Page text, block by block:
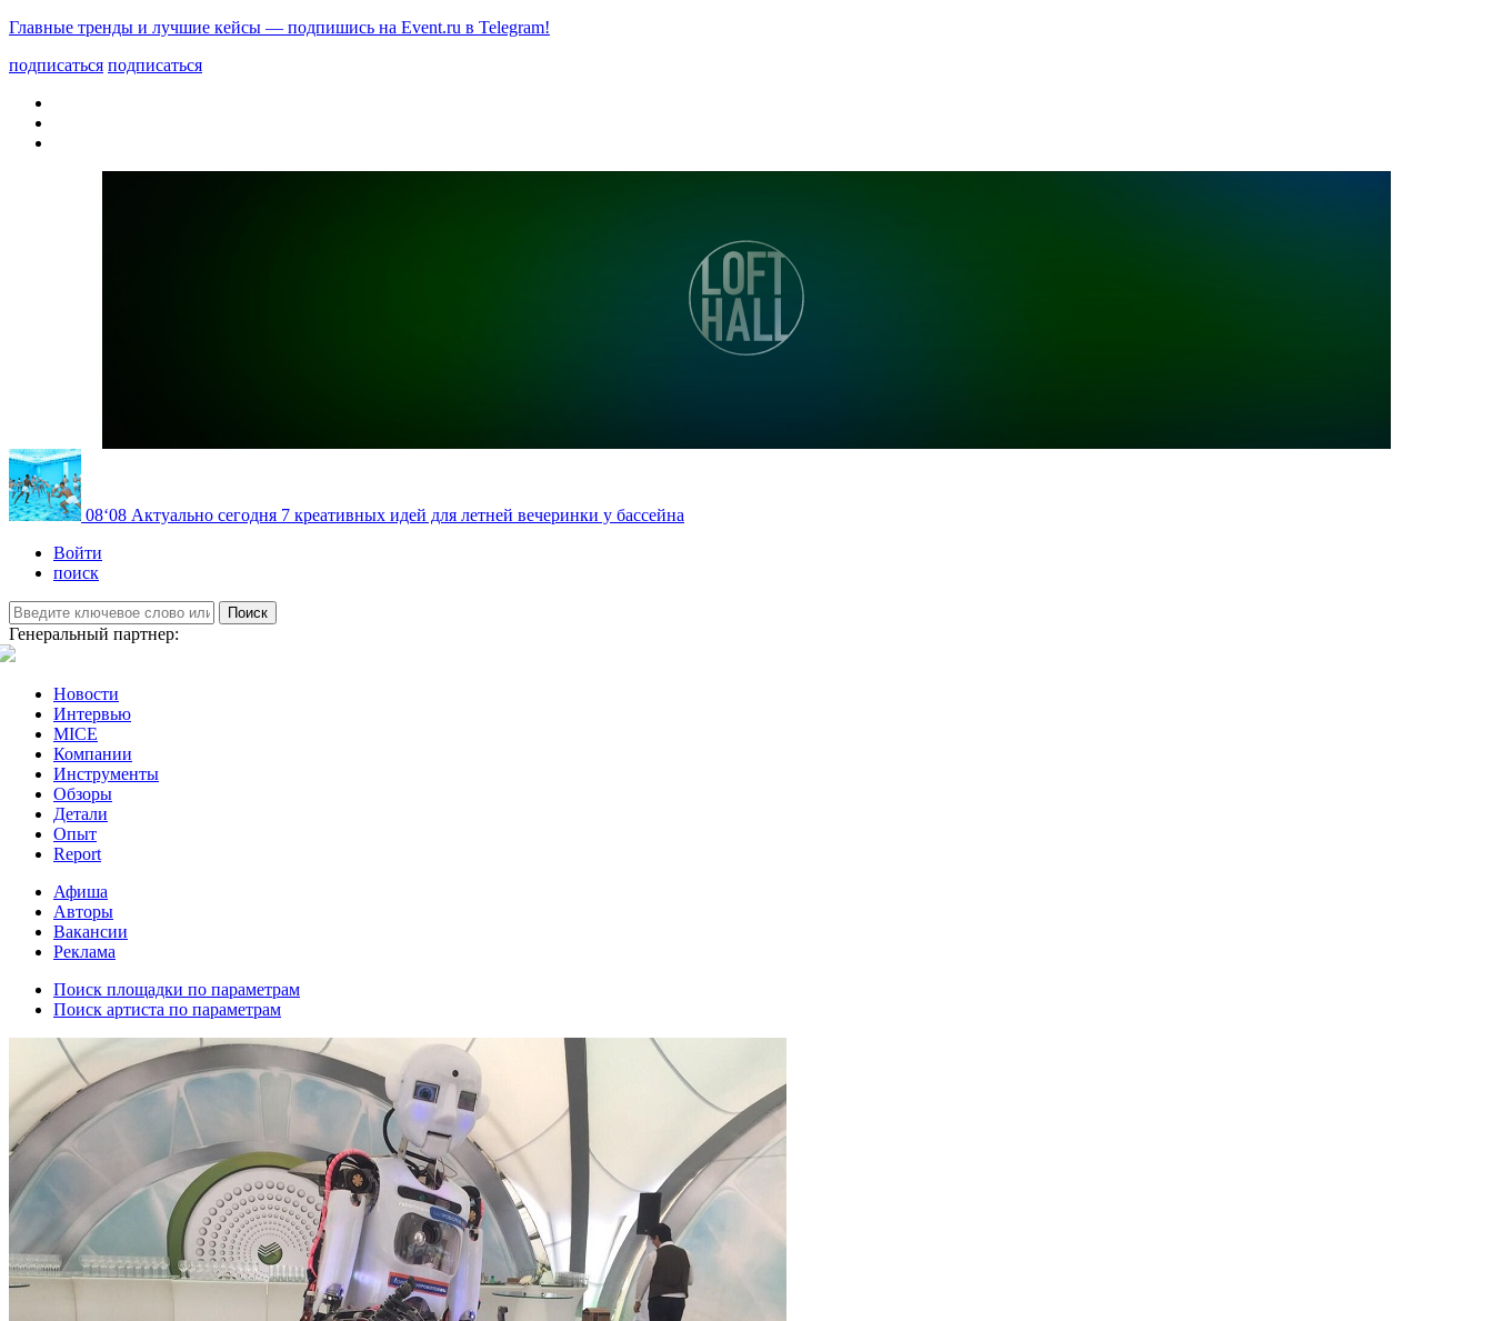
Главные тренды и лучшие кейсы — подпишись на Event.ru в Telegram!
подписаться подписаться
08‘08 Актуально сегодня 7 креативных идей для летней вечеринки у бассейна
Войти
поиск
Поиск
Генеральный партнер:
Новости
Интервью
MICE
Компании
Инструменты
Обзоры
Детали
Опыт
Report
Афиша
Авторы
Вакансии
Реклама
Поиск площадки по параметрам
Поиск артиста по параметрам